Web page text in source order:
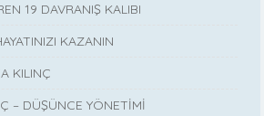
19 DAVRANIŞ KALIBI
KAZANIN
KILINÇ
– DÜŞÜNCE YÖNETİMİ